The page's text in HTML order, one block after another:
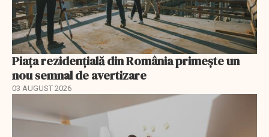
Piața rezidențială din România primește un
nou semnal de avertizare
03 AUGUST 2026